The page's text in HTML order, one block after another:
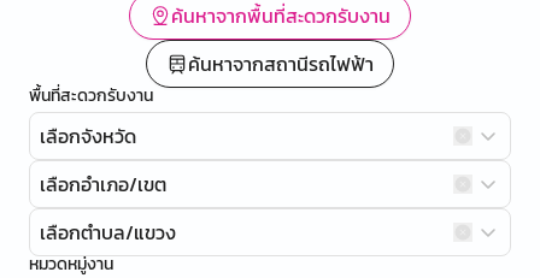
ค้นหาจากพื้นที่สะดวกรับงาน
ค้นหาจากสถานีรถไฟฟ้า
พื้นที่สะดวกรับงาน
เลือกจังหวัด
เลือกอำเภอ/เขต
เลือกตำบล/แขวง
หมวดหมู่งาน